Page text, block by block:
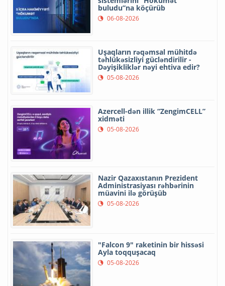
buludu”na köçürüb
06-08-2026
Uşaqların rəqəmsal mühitdə
təhlükəsizliyi gücləndirilir -
Dəyişikliklər nəyi ehtiva edir?
05-08-2026
Azercell-dən illik “ZengimCELL”
xidməti
05-08-2026
Nazir Qazaxıstanın Prezident
Administrasiyası rəhbərinin
müavini ilə görüşüb
05-08-2026
"Falcon 9" raketinin bir hissəsi
Ayla toqquşacaq
05-08-2026